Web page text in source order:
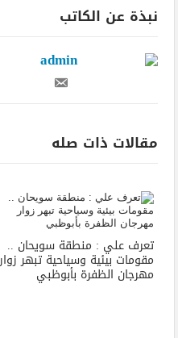
نبذة عن الكاتب
admin
مقالات ذات صله
تعرف علي : منطقة سويحان ..
مقومات بيئية وسياحية تبهر
مهرجان الظفرة بأبوظبي